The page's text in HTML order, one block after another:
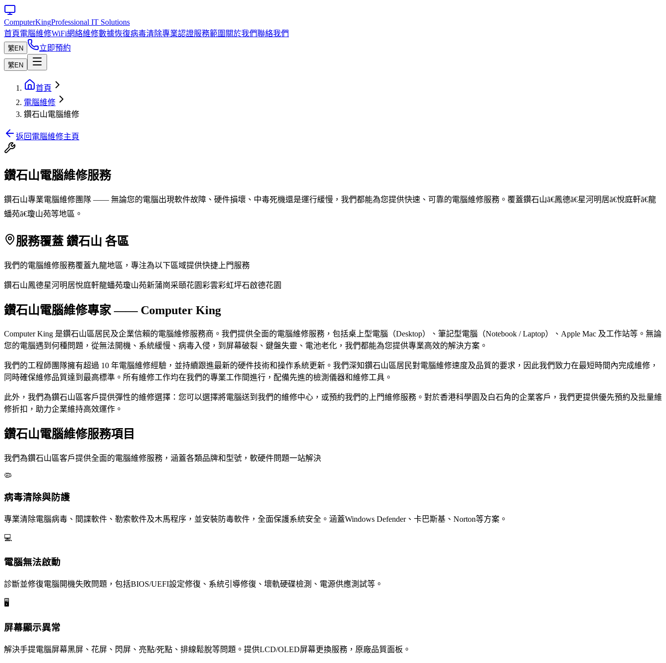
ComputerKingProfessional IT Solutions
首頁電腦維修WiFi網絡維修數據恢復病毒清除專業認證服務範圍 關於我們聯絡我們
繁EN 立即預約
繁EN
首頁
電腦維修
鑽石山電腦維修
返回電腦維修主頁
鑽石山電腦維修服務
鑽石山專業電腦維修團隊 —— 無論您的電腦出現軟件故障、硬件損壞、中毒死機還是運行緩慢，我們都能為您提供快速、可靠的電腦維修服務。覆蓋鑽石山ã€鳳德ã€星河明居ã€悅庭軒ã€龍
蟠苑ã€瓊山苑等地區。
服務覆蓋 鑽石山 各區
我們的電腦維修服務覆蓋九龍地區，專注為以下區域提供快捷上門服務
鑽石山鳳德星河明居悅庭軒龍蟠苑瓊山苑新蒲崗采頤花園 彩雲彩虹坪石啟德花園
鑽石山電腦維修專家 —— Computer King
Computer King 是鑽石山區居民及企業信賴的電腦維修服務商。我們提供全面的電腦維修服務，包括桌上型電腦（Desktop）、筆記型電腦（Notebook / Laptop）、Apple Mac 及工作站等。無論
您的電腦遇到何種問題，從無法開機、系統緩慢、病毒入侵，到屏幕破裂、鍵盤失靈、電池老化，我們都能為您提供專業高效的解決方案。
我們的工程師團隊擁有超過 10 年電腦維修經驗，並持續跟進最新的硬件技術和操作系統更新。我們深知鑽石山區居民對電腦維修速度及品質的要求，因此我們致力在最短時間內完成維修，
同時確保維修品質達到最高標準。所有維修工作均在我們的專業工作間進行，配備先進的檢測儀器和維修工具。
此外，我們為鑽石山區客戶提供彈性的維修選擇：您可以選擇將電腦送到我們的維修中心，或預約我們的上門維修服務。對於香港科學園及白石角的企業客戶，我們更提供優先預約及批量維
修折扣，助力企業維持高效運作。
鑽石山電腦維修服務項目
我們為鑽石山區客戶提供全面的電腦維修服務，涵蓋各類品牌和型號，軟硬件問題一站解決
🦠
病毒清除與防護
專業清除電腦病毒、間諜軟件、勒索軟件及木馬程序，並安裝防毒軟件，全面保護系統安全。涵蓋Windows Defender、卡巴斯基、Norton等方案。
💻
電腦無法啟動
診斷並修復電腦開機失敗問題，包括BIOS/UEFI設定修復、系統引導修復、壞軌硬碟檢測、電源供應測試等。
🖥️
屏幕顯示異常
解決手提電腦屏幕黑屏、花屏、閃屏、亮點/死點、排線鬆脫等問題。提供LCD/OLED屏幕更換服務，原廠品質面板。